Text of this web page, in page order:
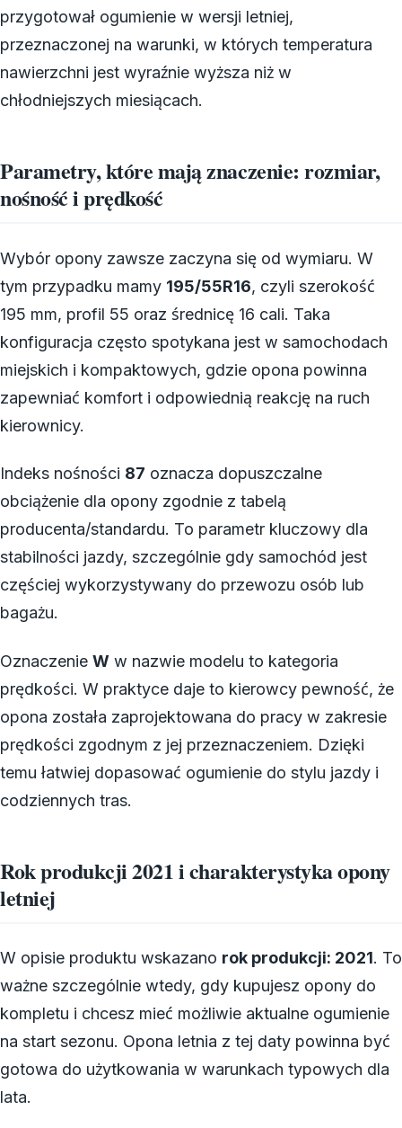
przygotował ogumienie w wersji letniej,
przeznaczonej na warunki, w których temperatura
nawierzchni jest wyraźnie wyższa niż w
chłodniejszych miesiącach.
Parametry, które mają znaczenie: rozmiar,
nośność i prędkość
Wybór opony zawsze zaczyna się od wymiaru. W
tym przypadku mamy 195/55R16, czyli szerokość
195 mm, profil 55 oraz średnicę 16 cali. Taka
konfiguracja często spotykana jest w samochodach
miejskich i kompaktowych, gdzie opona powinna
zapewniać komfort i odpowiednią reakcję na ruch
kierownicy.
Indeks nośności 87 oznacza dopuszczalne
obciążenie dla opony zgodnie z tabelą
producenta/standardu. To parametr kluczowy dla
stabilności jazdy, szczególnie gdy samochód jest
częściej wykorzystywany do przewozu osób lub
bagażu.
Oznaczenie W w nazwie modelu to kategoria
prędkości. W praktyce daje to kierowcy pewność, że
opona została zaprojektowana do pracy w zakresie
prędkości zgodnym z jej przeznaczeniem. Dzięki
temu łatwiej dopasować ogumienie do stylu jazdy i
codziennych tras.
Rok produkcji 2021 i charakterystyka opony
letniej
W opisie produktu wskazano rok produkcji: 2021. To
ważne szczególnie wtedy, gdy kupujesz opony do
kompletu i chcesz mieć możliwie aktualne ogumienie
na start sezonu. Opona letnia z tej daty powinna być
gotowa do użytkowania w warunkach typowych dla
lata.